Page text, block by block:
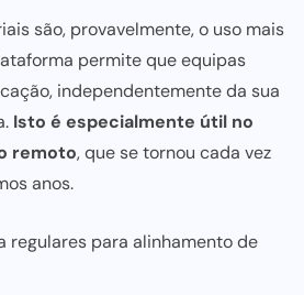
são, provavelmente, o uso mais
permite que equipas
, independentemente da sua
Isto é especialmente útil no
remoto, que se tornou cada vez
anos.
regulares para alinhamento de